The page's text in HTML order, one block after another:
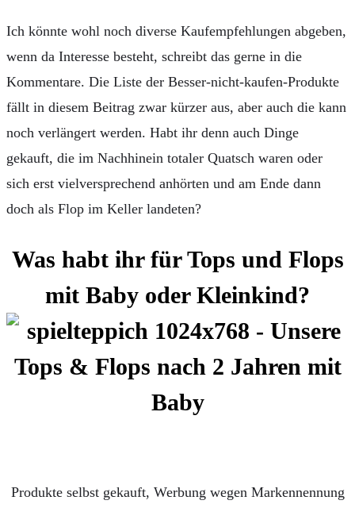
Ich könnte wohl noch diverse Kaufempfehlungen abgeben,
wenn da Interesse besteht, schreibt das gerne in die
Kommentare. Die Liste der Besser-nicht-kaufen-Produkte
fällt in diesem Beitrag zwar kürzer aus, aber auch die kann
noch verlängert werden. Habt ihr denn auch Dinge
gekauft, die im Nachhinein totaler Quatsch waren oder
sich erst vielversprechend anhörten und am Ende dann
doch als Flop im Keller landeten?
Was habt ihr für Tops und Flops
mit Baby oder Kleinkind?
Produkte selbst gekauft, Werbung wegen Markennennung